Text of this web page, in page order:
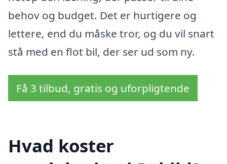
behov og budget. Det er hurtigere og
lettere, end du måske tror, og du vil snart
stå med en flot bil, der ser ud som ny.
Få 3 tilbud, gratis og uforpligtende
Hvad koster